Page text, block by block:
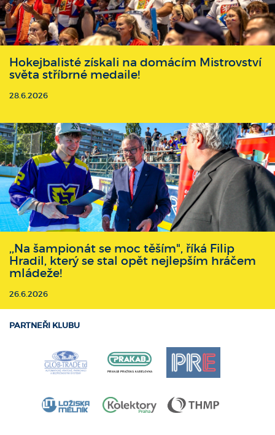
Hokejbalisté získali na domácím Mistrovství
světa stříbrné medaile!
28.6.2026
,,Na šampionát se moc těším", říká Filip
Hradil, který se stal opět nejlepším hráčem
mládeže!
26.6.2026
PARTNEŘI KLUBU